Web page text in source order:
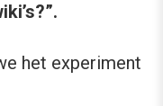
het experiment